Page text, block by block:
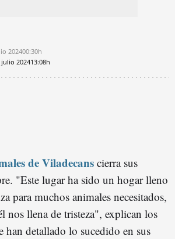
202400:30h
julio 202413:08h
de Viladecans cierra sus
"Este lugar ha sido un hogar lleno
para muchos animales necesitados,
nos llena de tristeza", explican los
han detallado lo sucedido en sus